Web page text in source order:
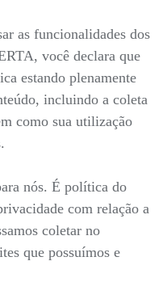
as funcionalidades dos
você declara que
estando plenamente
incluindo a coleta
como sua utilização
nós. É política do
com relação a
coletar no
que possuímos e